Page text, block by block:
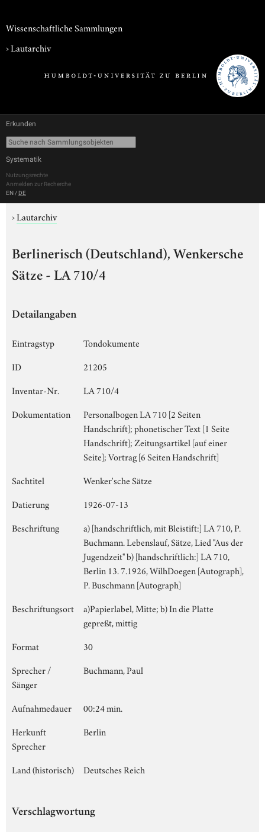
Wissenschaftliche Sammlungen
›Lautarchiv
Erkunden
Systematik
Nutzungsrechte
Anmelden zur Recherche
EN / DE
›Lautarchiv
Berlinerisch (Deutschland), Wenkersche
Sätze - LA 710/4
Detailangaben
Eintragstyp
Tondokumente
ID
21205
Inventar-Nr.
LA 710/4
Dokumentation
Personalbogen LA 710 [2 Seiten
Handschrift]; phonetischer Text [1 Seite
Handschrift]; Zeitungsartikel [auf einer
Seite]; Vortrag [6 Seiten Handschrift]
Sachtitel
Wenker'sche Sätze
Datierung
1926-07-13
Beschriftung
a) [handschriftlich, mit Bleistift:] LA 710, P.
Buchmann. Lebenslauf, Sätze, Lied "Aus der
Jugendzeit" b) [handschriftlich:] LA 710,
Berlin 13. 7.1926, WilhDoegen [Autograph],
P. Buschmann [Autograph]
Beschriftungsort
a)Papierlabel, Mitte; b) In die Platte
gepreßt, mittig
Format
30
Sprecher /
Sänger
Buchmann, Paul
Aufnahmedauer
00:24 min.
Herkunft
Sprecher
Berlin
Land (historisch) Deutsches Reich
Verschlagwortung